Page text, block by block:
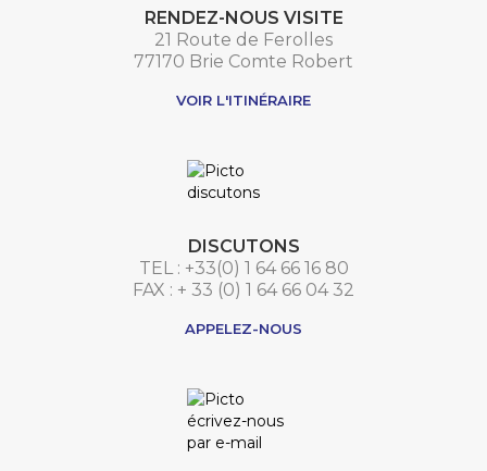
RENDEZ-NOUS VISITE
21 Route de Ferolles
77170 Brie Comte Robert
VOIR L'ITINÉRAIRE
DISCUTONS
TEL : +33(0) 1 64 66 16 80
FAX : + 33 (0) 1 64 66 04 32
APPELEZ-NOUS